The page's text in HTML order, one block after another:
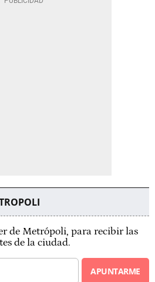
de Metrópoli, para recibir las
de la ciudad.
APUNTARME